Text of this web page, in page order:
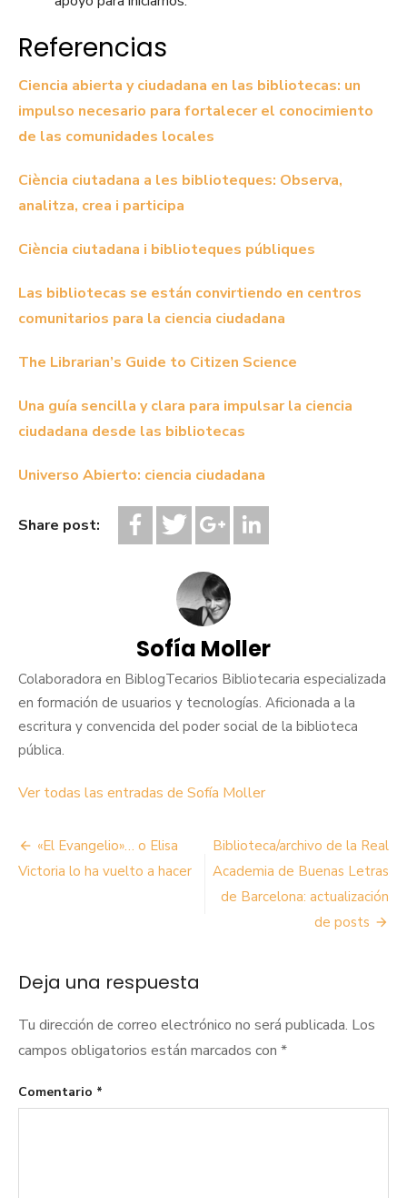
Referencias
Ciencia abierta y ciudadana en las bibliotecas: un
impulso necesario para fortalecer el conocimiento
de las comunidades locales
Ciència ciutadana a les biblioteques: Observa,
analitza, crea i participa
Ciència ciutadana i biblioteques públiques
Las bibliotecas se están convirtiendo en centros
comunitarios para la ciencia ciudadana
The Librarian’s Guide to Citizen Science
Una guía sencilla y clara para impulsar la ciencia
ciudadana desde las bibliotecas
Universo Abierto: ciencia ciudadana
Share post:
Sofía Moller
Colaboradora en BiblogTecarios Bibliotecaria especializada
en formación de usuarios y tecnologías. Aficionada a la
escritura y convencida del poder social de la biblioteca
pública.
Ver todas las entradas de Sofía Moller
Navegación
de
«El Evangelio»… o Elisa
Victoria lo ha vuelto a hacer
Biblioteca/archivo de la Real
Academia de Buenas Letras
de Barcelona: actualización
de posts
Deja una respuesta
Tu dirección de correo electrónico no será publicada. Los
campos obligatorios están marcados con *
Comentario *